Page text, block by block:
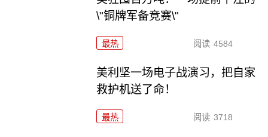
\"铜牌军备竞赛\"
最热 阅读 4584
美利坚一场电子战演习，把自家
救护机送了命！
最热 阅读 3718